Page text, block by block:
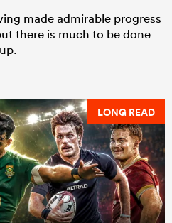
made admirable progress
there is much to be done
LONG READ